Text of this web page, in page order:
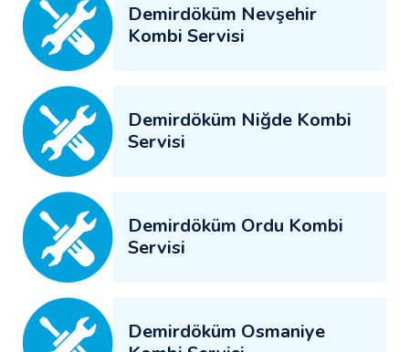
Demirdöküm Nevşehir
Kombi Servisi
Demirdöküm Niğde Kombi
Servisi
Demirdöküm Ordu Kombi
Servisi
Demirdöküm Osmaniye